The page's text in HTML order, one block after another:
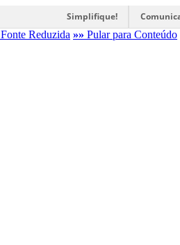
Simplifique!
Fonte Reduzida »» Pular para Conteúdo